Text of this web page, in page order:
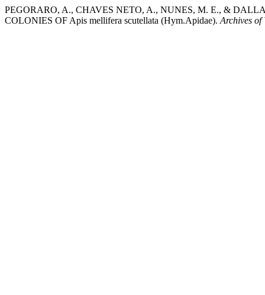
PEGORARO, A., CHAVES NETO, A., NUNES, M. E., &
COLONIES OF Apis mellifera scutellata (Hym.Apidae). Archives of